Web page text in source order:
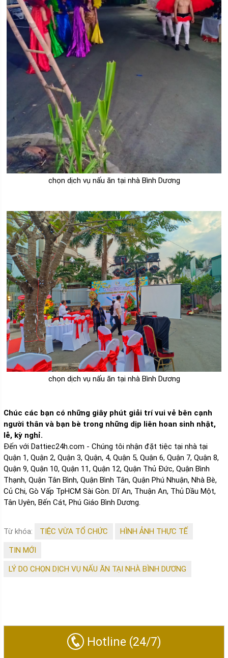
chọn dịch vụ nấu ăn tại nhà Bình Dương
chọn dịch vụ nấu ăn tại nhà Bình Dương
Chúc các bạn có những giây phút giải trí vui vẻ bên cạnh
người thân và bạn bè trong những dịp liên hoan sinh nhật,
lễ, kỳ nghỉ.
Đến với Dattiec24h.com - Chúng tôi nhận đặt tiệc tại nhà tại
Quận 1, Quận 2, Quận 3, Quận, 4, Quận 5, Quận 6, Quận 7, Quận 8,
Quận 9, Quận 10, Quận 11, Quận 12, Quận Thủ Đức, Quận Bình
Thạnh, Quận Tân Bình, Quận Bình Tân, Quận Phú Nhuận, Nhà Bè,
Củ Chi, Gò Vấp TpHCM Sài Gòn. Dĩ An, Thuận An, Thủ Dầu Một,
Tân Uyên, Bến Cát, Phú Giáo Bình Dương.
Từ khóa: TIỆC VỪA TỔ CHỨC HÌNH ẢNH THỰC TẾ
TIN MỚI
LÝ DO CHỌN DỊCH VỤ NẤU ĂN TẠI NHÀ BÌNH DƯƠNG
Hotline (24/7)